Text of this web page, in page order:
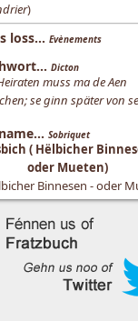
)
loss... Evènements
Dicton
muss ma de Aen
se ginn später von
Sobriquet
( Hëlbicher
oder Mueten)